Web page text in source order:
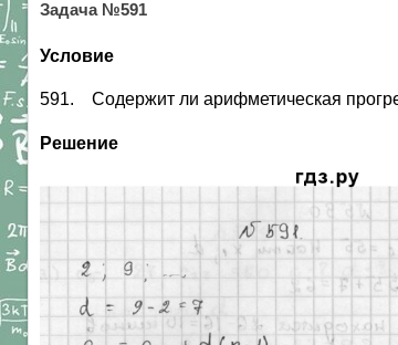
Задача №591
Условие
591. Содержит ли арифметическая
Решение